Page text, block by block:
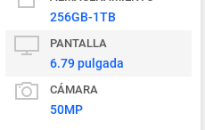
256GB-1TB
PANTALLA
6.79 pulgada
CÁMARA
50MP